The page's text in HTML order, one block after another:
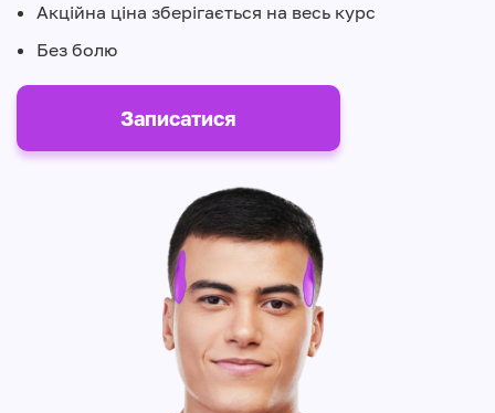
Акційна ціна зберігається на весь курс
Без болю
Записатися